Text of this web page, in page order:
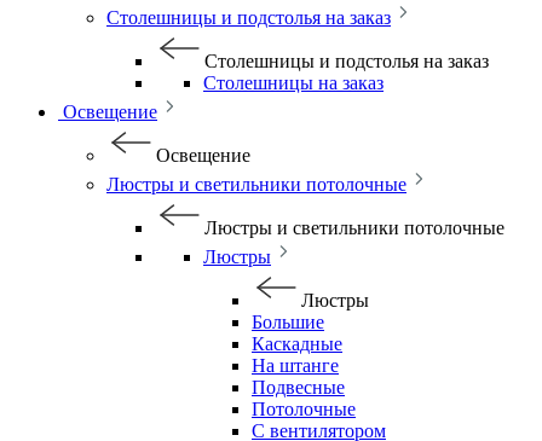
Столешницы и подстолья на заказ
Столешницы и подстолья на заказ
Столешницы на заказ
Освещение
Освещение
Люстры и светильники потолочные
Люстры и светильники потолочные
Люстры
Люстры
Большие
Каскадные
На штанге
Подвесные
Потолочные
С вентилятором